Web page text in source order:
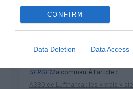
CONFIRM
Data Deletion Data Access
SERGE13a commenté l'article :
Pointe‑à‑Pitre – Panama City : Air
SERGE13a commenté l'article :
A380 de Lufthansa : les « vrais »